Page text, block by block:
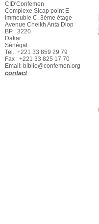
CID'Confemen
Complexe Sicap point E
Immeuble C, 3ème étage
Avenue Cheikh Anta Diop
BP : 3220
Dakar
Sénégal
Tel.: +221 33 859 29 79
Fax : +221 33 825 17 70
Email: biblio@confemen.org
contact